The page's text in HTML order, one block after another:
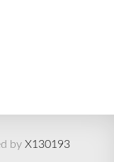
by X130193